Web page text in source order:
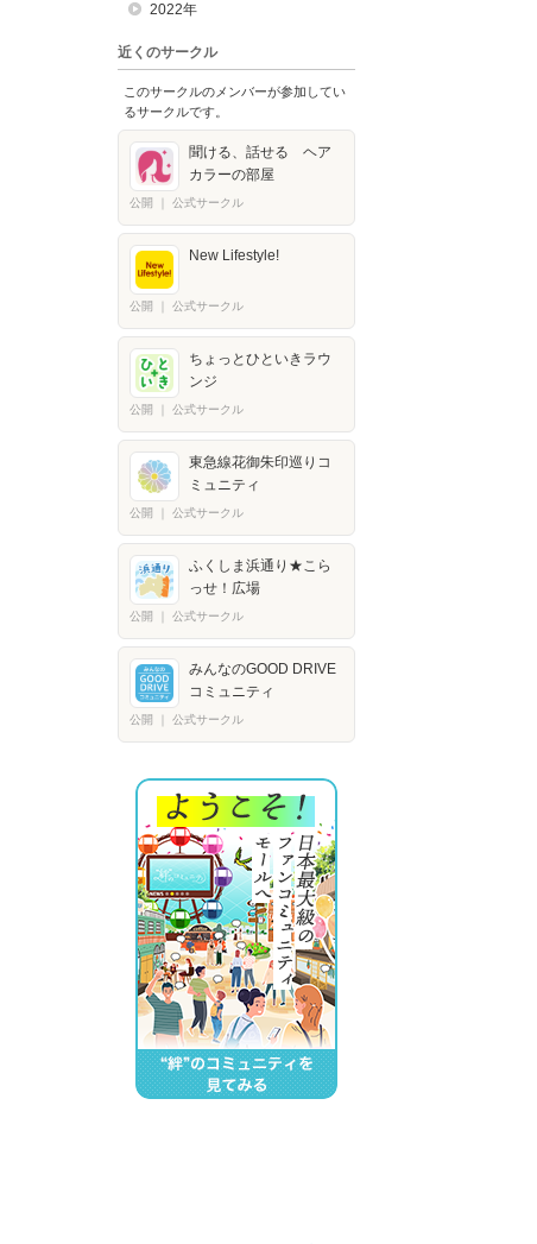
2022年
近くのサークル
このサークルのメンバーが参加してい
るサークルです。
聞ける、話せる ヘア
カラーの部屋
公開 公式サークル
New Lifestyle!
公開 公式サークル
ちょっとひといきラウ
ンジ
公開 公式サークル
東急線花御朱印巡りコ
ミュニティ
公開 公式サークル
ふくしま浜通り★こら
っせ！広場
公開 公式サークル
みんなのGOOD DRIVE
コミュニティ
公開 公式サークル